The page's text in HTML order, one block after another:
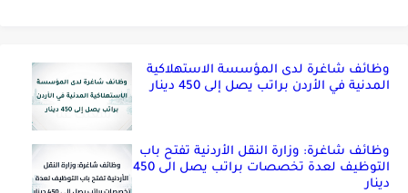
وظائف شاغرة لدى المؤسسة الاستهلاكية
المدنية في الأردن براتب يصل إلى 450 دينار
وظائف شاغرة: وزارة النقل الأردنية تفتح باب
التوظيف لعدة تخصصات براتب يصل الى 450
دينار